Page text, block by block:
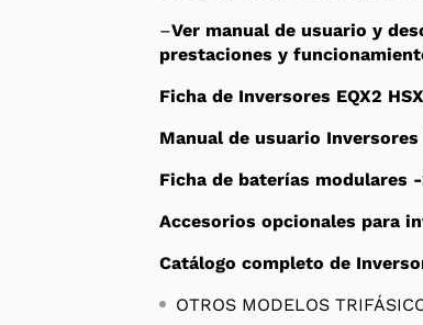
–Ver manual de usuario y
prestaciones y
Ficha de Inversores EQX2
Manual de usuario Inversores
Ficha de baterías modulares
Accesorios opcionales para
Catálogo completo de
OTROS MODELOS